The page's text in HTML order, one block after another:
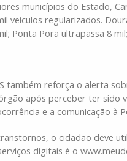
municípios do Estado,
veículos regularizados.
Ponta Porã ultrapassa 8
também reforça o alerta
após perceber ter sido
e a comunicação à
o cidadão deve
digitais é o